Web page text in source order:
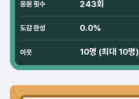
응원 횟수 243회
도감 완성 0.0%
이웃 10명 (최대 10명)